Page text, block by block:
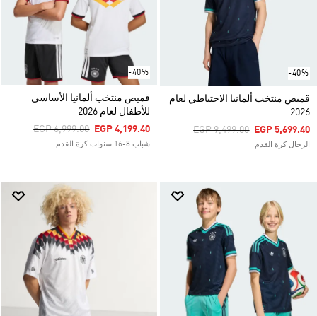
-40%
قميص منتخب ألمانيا الاحتياطي لعام
2026
Price Reduced From
EGP 9,499.00ToEGP 5,699.40
الرجال كرة القدم
-40%
قميص منتخب ألمانيا الأساسي
للأطفال لعام 2026
Price Reduced From
EGP 6,999.00ToEGP 4,199.40
شباب 8-16 سنوات كرة القدم